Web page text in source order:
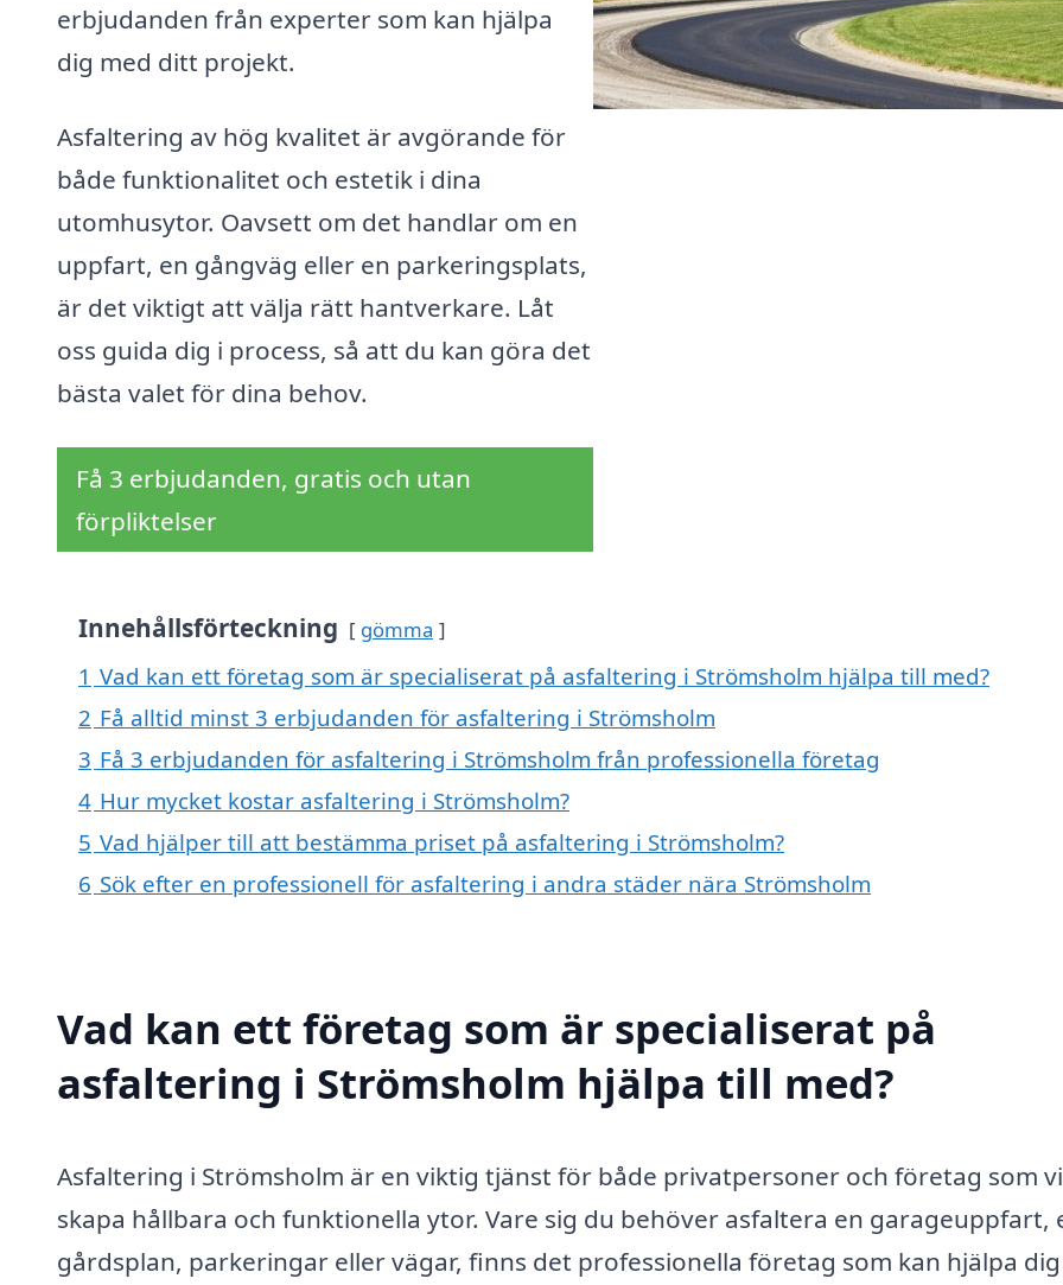
erbjudanden från experter som kan hjälpa
dig med ditt projekt.
Asfaltering av hög kvalitet är avgörande för
både funktionalitet och estetik i dina
utomhusytor. Oavsett om det handlar om en
uppfart, en gångväg eller en parkeringsplats,
är det viktigt att välja rätt hantverkare. Låt
oss guida dig i process, så att du kan göra det
bästa valet för dina behov.
Få 3 erbjudanden, gratis och utan
förpliktelser
Innehållsförteckning gömma
1 Vad kan ett företag som är specialiserat på asfaltering i Strömsholm hjälpa till med?
2 Få alltid minst 3 erbjudanden för asfaltering i Strömsholm
3 Få 3 erbjudanden för asfaltering i Strömsholm från professionella företag
4 Hur mycket kostar asfaltering i Strömsholm?
5 Vad hjälper till att bestämma priset på asfaltering i Strömsholm?
6 Sök efter en professionell för asfaltering i andra städer nära Strömsholm
Vad kan ett företag som är specialiserat på
asfaltering i Strömsholm hjälpa till med?
Asfaltering i Strömsholm är en viktig tjänst för både privatpersoner och företag som
skapa hållbara och funktionella ytor. Vare sig du behöver asfaltera en garageuppfart,
gårdsplan, parkeringar eller vägar, finns det professionella företag som kan hjälpa dig